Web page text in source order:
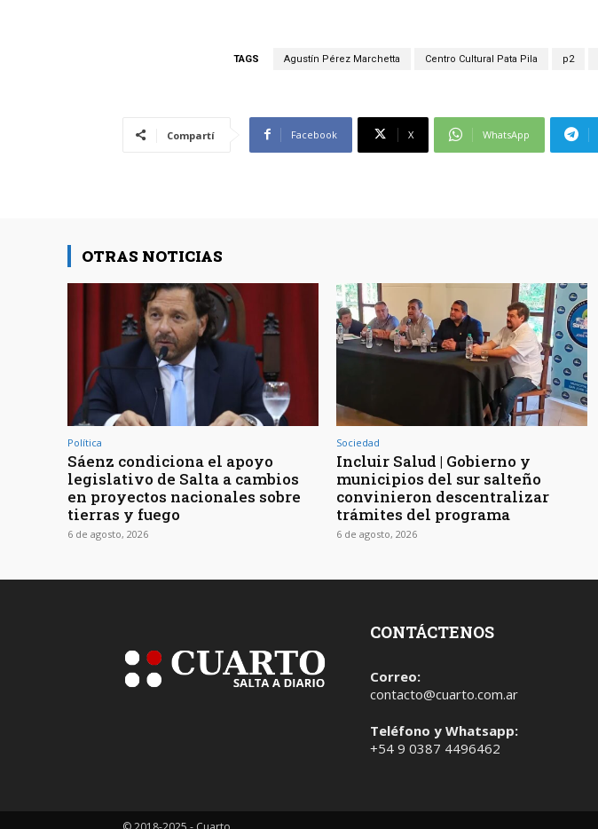
TAGS Agustín Pérez Marchetta Centro Cultural Pata Pila p2
Compartí Facebook X WhatsApp
OTRAS NOTICIAS
Política
Sáenz condiciona el apoyo
legislativo de Salta a cambios
en proyectos nacionales sobre
tierras y fuego
6 de agosto, 2026
Sociedad
Incluir Salud | Gobierno y
municipios del sur salteño
convinieron descentralizar
trámites del programa
6 de agosto, 2026
CONTÁCTENOS
Correo:
contacto@cuarto.com.ar
Teléfono y Whatsapp:
+54 9 0387 4496462